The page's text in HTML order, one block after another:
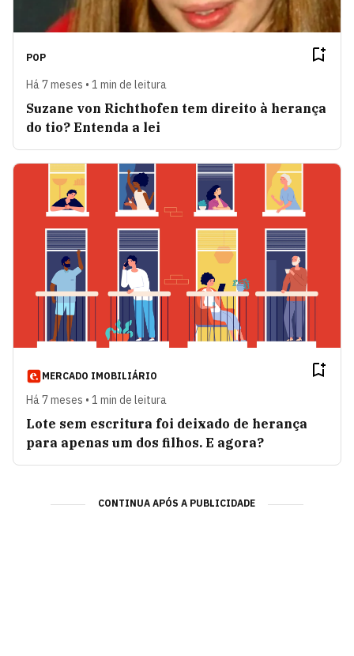
POP
Há 7 meses • 1 min de leitura
Suzane von Richthofen tem direito à herança
do tio? Entenda a lei
MERCADO IMOBILIÁRIO
Há 7 meses • 1 min de leitura
Lote sem escritura foi deixado de herança
para apenas um dos filhos. E agora?
CONTINUA APÓS A PUBLICIDADE